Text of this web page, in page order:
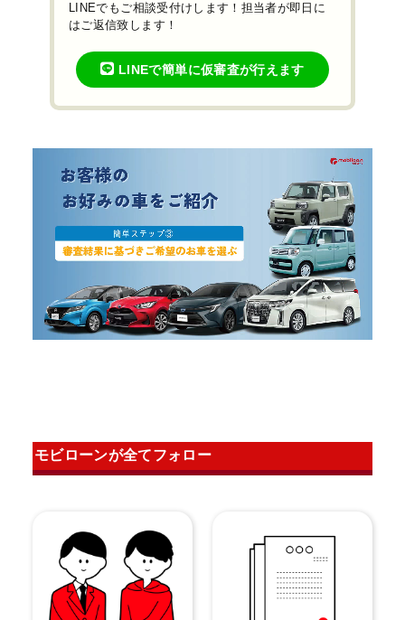
LINEでもご相談受付けします！担当者が即日に
はご返信致します！
LINEで簡単に仮審査が行えます
モビローンが全てフォロー